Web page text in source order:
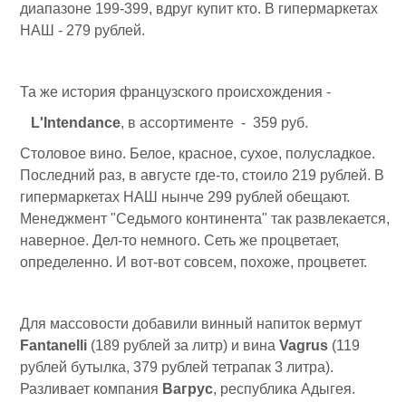
диапазоне 199-399, вдруг купит кто. В гипермаркетах
НАШ - 279 рублей.
Та же история французского происхождения -
L'Intendance, в ассортименте - 359 руб.
Столовое вино. Белое, красное, сухое, полусладкое.
Последний раз, в августе где-то, стоило 219 рублей. В
гипермаркетах НАШ нынче 299 рублей обещают.
Менеджмент "Седьмого континента" так развлекается,
наверное. Дел-то немного. Сеть же процветает,
определенно. И вот-вот совсем, похоже, процветет.
Для массовости добавили винный напиток вермут
Fantanelli (189 рублей за литр) и вина Vagrus (119
рублей бутылка, 379 рублей тетрапак 3 литра).
Разливает компания Вагрус, республика Адыгея.